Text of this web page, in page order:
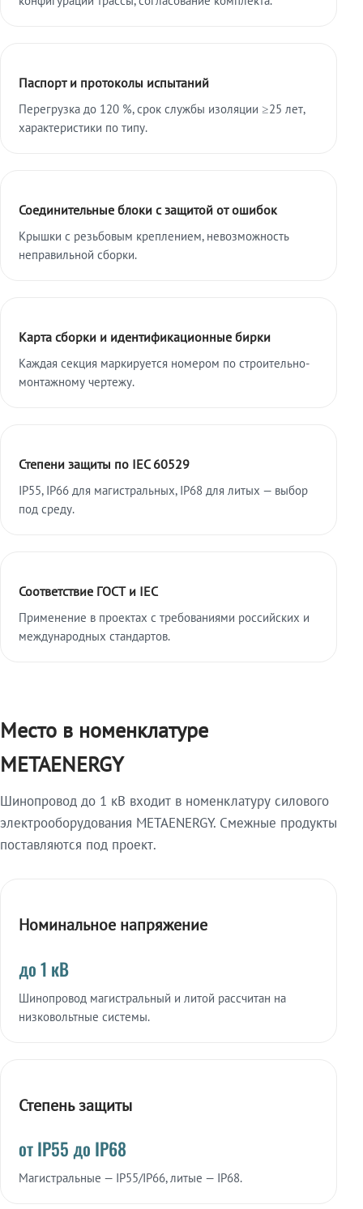
Паспорт и протоколы испытаний
Перегрузка до 120 %, срок службы изоляции ≥25 лет,
характеристики по типу.
Соединительные блоки с защитой от ошибок
Крышки с резьбовым креплением, невозможность
неправильной сборки.
Карта сборки и идентификационные бирки
Каждая секция маркируется номером по строительно-
монтажному чертежу.
Степени защиты по IEC 60529
IP55, IP66 для магистральных, IP68 для литых — выбор
под среду.
Соответствие ГОСТ и IEC
Применение в проектах с требованиями российских и
международных стандартов.
Место в номенклатуре
METAENERGY
Шинопровод до 1 кВ входит в номенклатуру силового
электрооборудования METAENERGY. Смежные продукты
поставляются под проект.
Номинальное напряжение
до 1 кВ
Шинопровод магистральный и литой рассчитан на
низковольтные системы.
Степень защиты
от IP55 до IP68
Магистральные — IP55/IP66, литые — IP68.